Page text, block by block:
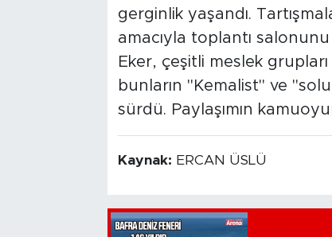
gerginlik yaşandı.
amacıyla toplantı
Eker, çeşitli meslek
bunların "Kemalist" ve
sürdü. Paylaşımın
Kaynak: ERCAN ÜSLÜ